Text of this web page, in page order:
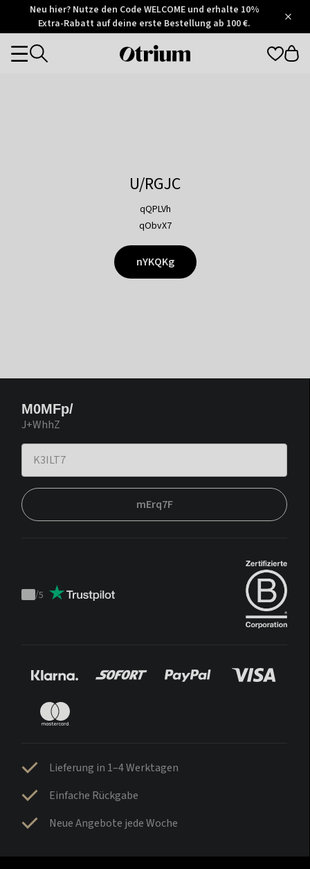
Otrium
Trustpilot
Neu hier? Nutze den Code WELCOME und erhalte 10%
Extra-Rabatt auf deine erste Bestellung ab 100 €.
Otrium
Categories
U/RGJC
qQPLVh
qObvX7
nYKQKg
M0MFp/
J+WhhZ
mErq7F
Trustpilot
/5
Lieferung in 1–4 Werktagen
Einfache Rückgabe
Neue Angebote jede Woche